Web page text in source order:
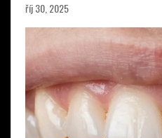
říj 30, 2025